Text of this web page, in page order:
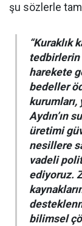
şu sözlerle
“Kuraklık
tedbirlerin
harekete
bedeller
Aydın’ın
üretimi
nesillere
vadeli
ediyoruz.
bilimsel